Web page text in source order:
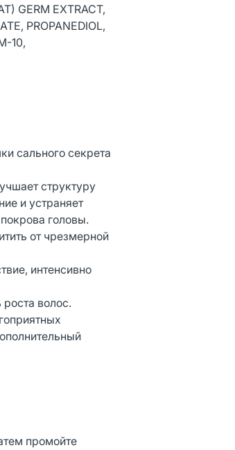
GERM EXTRACT,
PROPANEDIOL,
10,
сального секрета
структуру
и устраняет
головы.
от чрезмерной
интенсивно
волос.
промойте